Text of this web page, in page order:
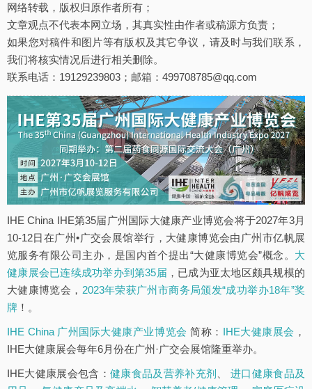
网络转载，版权归原作者所有；
文章观点不代表本网立场，其真实性由作者或稿源方负责；
如果您对稿件和图片等有版权及其它争议，请及时与我们联系，
我们将核实情况后进行相关删除。
联系电话：19129239803；邮箱：499708785@qq.com
IHE China IHE第35届广州国际大健康产业博览会将于2027年3月
10-12日在广州•广交会展馆举行，大健康博览会由广州市亿帆展
览服务有限公司主办，是国内首个提出“大健康博览会”概念。 大
健康展会已连续成功举办到第35届 ，已成为亚太地区颇具规模的
大健康博览会， 2023年荣获广州市商务局颁发“成功举办18年”奖
牌 ！。
IHE China 广州国际大健康产业博览会 简称： IHE大健康展会 ，
IHE大健康展会每年6月份在广州·广交会展馆隆重举办。
IHE大健康展会包含： 健康食品及营养补充剂 、进口健康食品及